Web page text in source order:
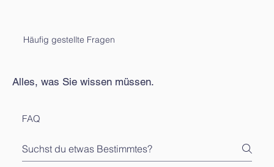
Häufig gestellte Fragen
Alles, was Sie wissen müssen.
FAQ